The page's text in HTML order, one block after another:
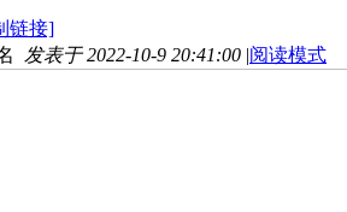
链接]
发表于 2022-10-9 20:41:00 |阅读模式